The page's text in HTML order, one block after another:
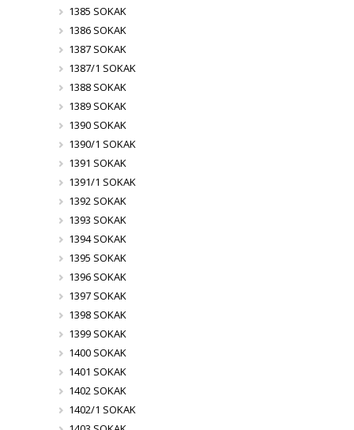
1385 SOKAK
1386 SOKAK
1387 SOKAK
1387/1 SOKAK
1388 SOKAK
1389 SOKAK
1390 SOKAK
1390/1 SOKAK
1391 SOKAK
1391/1 SOKAK
1392 SOKAK
1393 SOKAK
1394 SOKAK
1395 SOKAK
1396 SOKAK
1397 SOKAK
1398 SOKAK
1399 SOKAK
1400 SOKAK
1401 SOKAK
1402 SOKAK
1402/1 SOKAK